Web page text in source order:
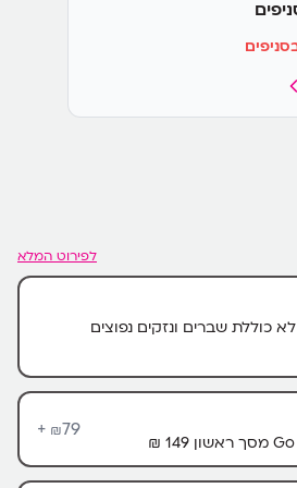
לפירוט המלא
כוללת שברים ונזקים נפוצים
₪79+